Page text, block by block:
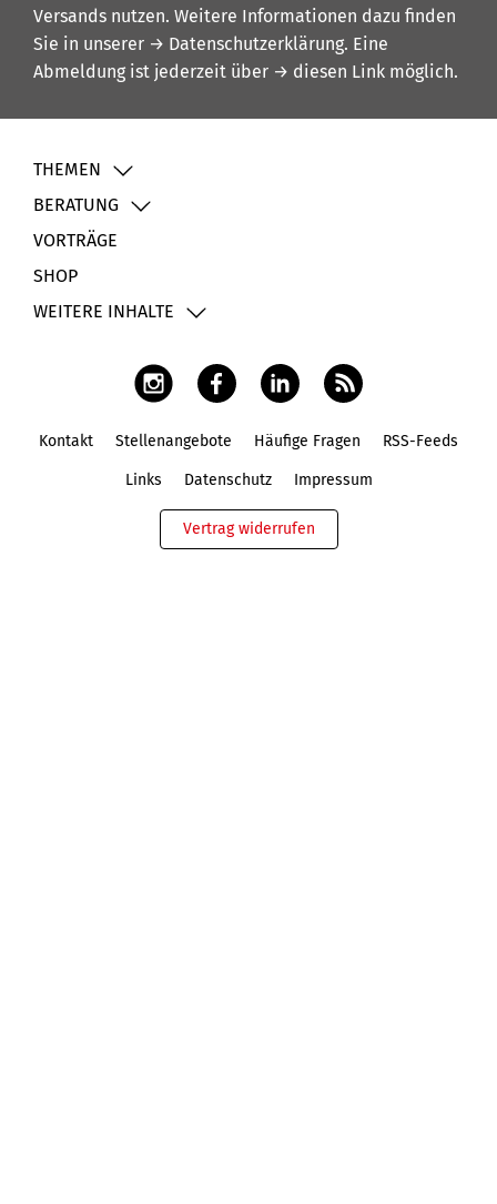
Versands nutzen. Weitere Informationen dazu finden
Sie in unserer → Datenschutzerklärung. Eine
Abmeldung ist jederzeit über → diesen Link möglich.
THEMEN
BERATUNG
VORTRÄGE
SHOP
WEITERE INHALTE
Kontakt Stellenangebote Häufige Fragen RSS-Feeds
Links Datenschutz Impressum
Vertrag widerrufen